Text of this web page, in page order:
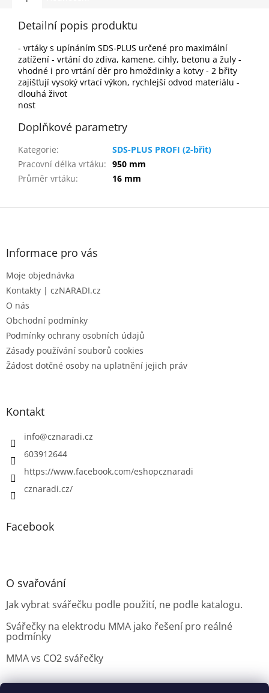
Detailní popis produktu
- vrtáky s upínáním SDS-PLUS určené pro maximální
zatížení - vrtání do zdiva, kamene, cihly, betonu a žuly -
vhodné i pro vrtání děr pro hmoždinky a kotvy - 2 břity
zajišťují vysoký vrtací výkon, rychlejší odvod materiálu -
dlouhá život
nost
Doplňkové parametry
Kategorie:
SDS-PLUS PROFI (2-břit)
Pracovní délka vrtáku: 950 mm
Průměr vrtáku: 16 mm
Z
Informace pro vás
Moje objednávka
Kontakty | czNARADI.cz
O nás
Obchodní podmínky
Podmínky ochrany osobních údajů
Zásady používání souborů cookies
Žádost dotčné osoby na uplatnění jejich práv
Kontakt
info@cznaradi.cz
603912644
https://www.facebook.com/eshopcznaradi
cznaradi.cz/
Facebook
O svařování
Jak vybrat svářečku podle použití, ne podle katalogu.
Svářečky na elektrodu MMA jako řešení pro reálné
podmínky
MMA vs CO2 svářečky